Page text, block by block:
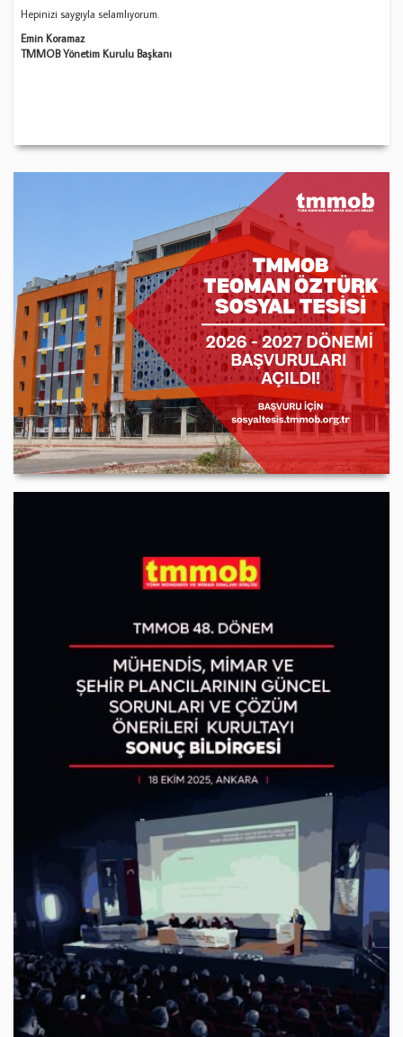
Hepinizi saygıyla selamlıyorum.
Emin Koramaz
TMMOB Yönetim Kurulu Başkanı